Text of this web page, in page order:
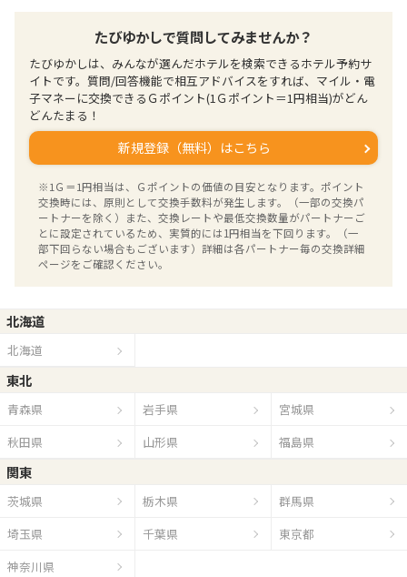
たびゆかしで質問してみませんか？
たびゆかしは、みんなが選んだホテルを検索できるホテル予約サ
イトです。質問/回答機能で相互アドバイスをすれば、マイル・電
子マネーに交換できるＧポイント(1Ｇポイント＝1円相当)がどん
どんたまる！
新規登録（無料）はこちら
※1Ｇ＝1円相当は、Ｇポイントの価値の目安となります。ポイント
交換時には、原則として交換手数料が発生します。（一部の交換パ
ートナーを除く）また、交換レートや最低交換数量がパートナーご
とに設定されているため、実質的には1円相当を下回ります。（一
部下回らない場合もございます）詳細は各パートナー毎の交換詳細
ページをご確認ください。
北海道
北海道
東北
青森県 岩手県
宮城県
秋田県
山形県 福島県
関東
茨城県 栃木県
群馬県
埼玉県
千葉県
東京都
神奈川県